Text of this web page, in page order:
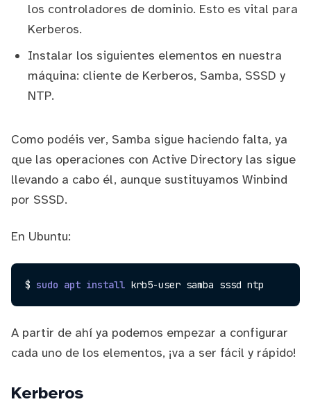
los controladores de dominio. Esto es vital para
Kerberos.
Instalar los siguientes elementos en nuestra
máquina: cliente de Kerberos, Samba, SSSD y
NTP.
Como podéis ver, Samba sigue haciendo falta, ya
que las operaciones con Active Directory las sigue
llevando a cabo él, aunque sustituyamos Winbind
por SSSD.
En Ubuntu:
$ sudo apt install
A partir de ahí ya podemos empezar a configurar
cada uno de los elementos, ¡va a ser fácil y rápido!
Kerberos